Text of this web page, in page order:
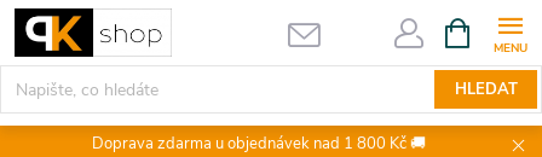
Přejít
obsah
HLEDAT
NÁKUPNÍ
KOŠÍK
Doprava zdarma u objednávek nad 1 800 Kč 🚚